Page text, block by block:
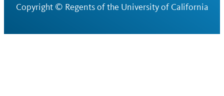
Copyright © Regents of the University of California